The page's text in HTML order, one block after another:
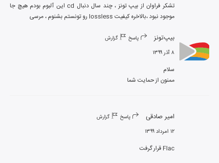
تشکر فراوان از بیپ تونز ، چند سال دنبال cd این آلبوم بودم هیچ جا
موجود نبود ،بالاخره کیفیت lossless رو تونستم بشنوم ، مرسی
بیپ‌تونز پاسخ گزارش
۸ آذر ۱۳۹۹
ممنون از حمایت شما
امیر صادقی پاسخ گزارش
۱۲ امرداد ۱۳۹۹
Flac قرار گرفت